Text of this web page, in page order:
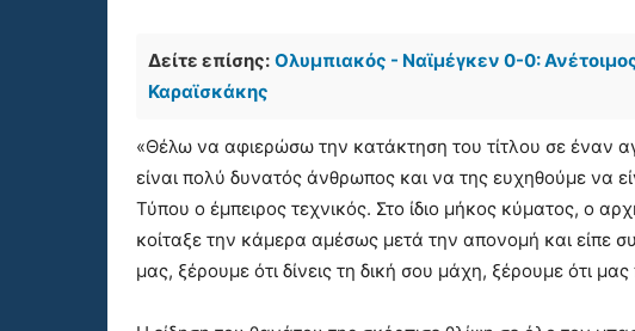
Δείτε επίσης: Ολυμπιακός - Ναϊμέγκεν 0-0:
Καραϊσκάκης
«Θέλω να αφιερώσω την κατάκτηση του τίτλου σε έναν
είναι πολύ δυνατός άνθρωπος και να της ευχηθούμε να
Τύπου ο έμπειρος τεχνικός. Στο ίδιο μήκος κύματος, ο
κοίταξε την κάμερα αμέσως μετά την απονομή και είπε
μας, ξέρουμε ότι δίνεις τη δική σου μάχη, ξέρουμε ότι